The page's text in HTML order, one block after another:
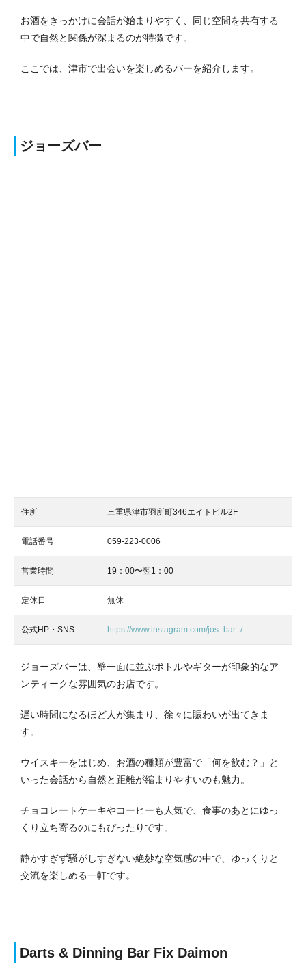
お酒をきっかけに会話が始まりやすく、同じ空間を共有する
中で自然と関係が深まるのが特徴です。
ここでは、津市で出会いを楽しめるバーを紹介します。
ジョーズバー
住所 三重県津市羽所町346エイトビル2F
電話番号 059-223-0006
営業時間 19：00〜翌1：00
定休日 無休
公式HP・SNS https://www.instagram.com/jos_bar_/
ジョーズバーは、壁一面に並ぶボトルやギターが印象的なア
ンティークな雰囲気のお店です。
遅い時間になるほど人が集まり、徐々に賑わいが出てきま
す。
ウイスキーをはじめ、お酒の種類が豊富で「何を飲む？」と
いった会話から自然と距離が縮まりやすいのも魅力。
チョコレートケーキやコーヒーも人気で、食事のあとにゆっ
くり立ち寄るのにもぴったりです。
静かすぎず騒がしすぎない絶妙な空気感の中で、ゆっくりと
交流を楽しめる一軒です。
Darts & Dinning Bar Fix Daimon